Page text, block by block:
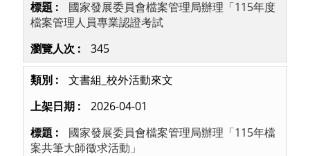
國家發展委員會檔案管理局辦理「115年度
檔案管理人員專業認證考試
345
文書組_校外活動來文
2026-04-01
國家發展委員會檔案管理局辦理「115年檔
案共筆大師徵求活動」